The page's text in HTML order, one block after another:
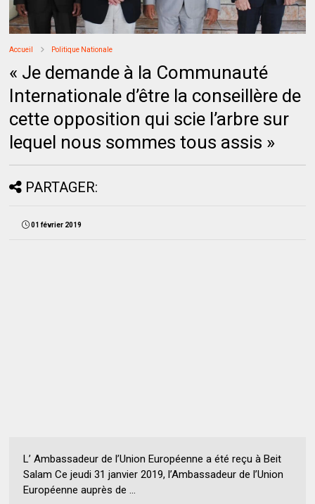
Accueil Politique Nationale
« Je demande à la Communauté
Internationale d’être la conseillère de
cette opposition qui scie l’arbre sur
lequel nous sommes tous assis »
PARTAGER:
01 février 2019
L’ Ambassadeur de l’Union Européenne a été reçu à Beit
Salam Ce jeudi 31 janvier 2019, l’Ambassadeur de l’Union
Européenne auprès de ...